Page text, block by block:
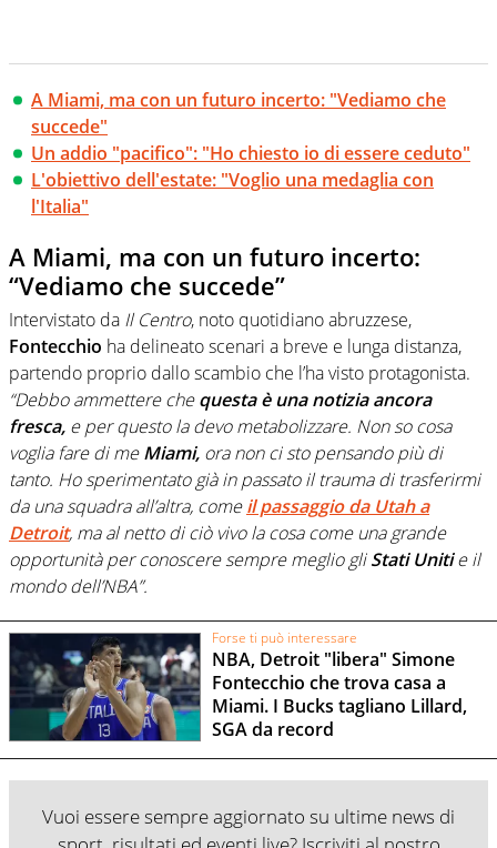
A Miami, ma con un futuro incerto: "Vediamo che
succede"
Un addio "pacifico": "Ho chiesto io di essere ceduto"
L'obiettivo dell'estate: "Voglio una medaglia con
l'Italia"
A Miami, ma con un futuro incerto:
“Vediamo che succede”
Intervistato da Il Centro, noto quotidiano abruzzese,
Fontecchio ha delineato scenari a breve e lunga distanza,
partendo proprio dallo scambio che l’ha visto protagonista.
“Debbo ammettere chequesta è una notizia ancora
fresca, e per questo la devo metabolizzare. Non so cosa
voglia fare di meMiami, ora non ci sto pensando più di
tanto. Ho sperimentato già in passato il trauma di trasferirmi
da una squadra all’altra, comeil passaggio da Utah a
Detroit, ma al netto di ciò vivo la cosa come una grande
opportunità per conoscere sempre meglio gliStati Unitie il
mondo dell’NBA”.
Forse ti può interessare
NBA, Detroit "libera" Simone
Fontecchio che trova casa a
Miami. I Bucks tagliano Lillard,
SGA da record
Vuoi essere sempre aggiornato su ultime news di